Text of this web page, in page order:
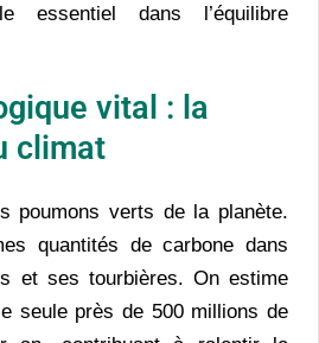
essentiel dans l’équilibre
vital : la
climat
poumons verts de la planète.
quantités de carbone dans
et ses tourbières. On estime
seule près de 500 millions de